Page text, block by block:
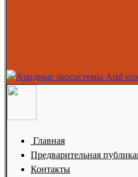
Главная
Предварительная
Контакты